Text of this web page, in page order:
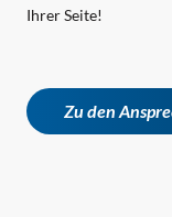
Ihrer Seite!
Zu den